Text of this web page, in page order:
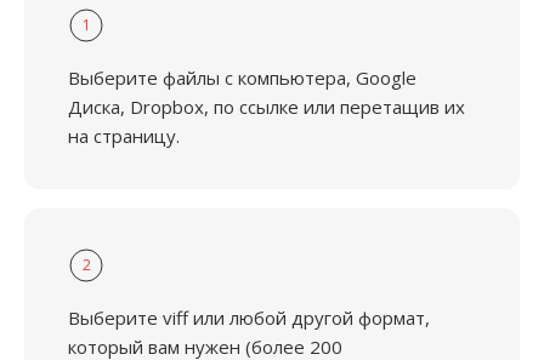
1
Выберите файлы с компьютера, Google
Диска, Dropbox, по ссылке или перетащив их
на страницу.
2
Выберите viff или любой другой формат,
который вам нужен (более 200